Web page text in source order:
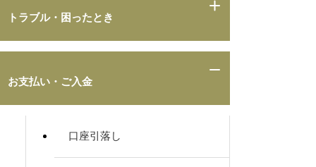
トラブル・困ったとき
お支払い・ご入金
口座引落し